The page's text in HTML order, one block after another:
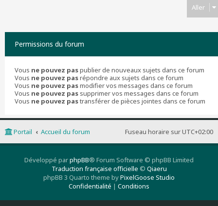
Aller
Permissions du forum
Vous ne pouvez paspublier de nouveaux sujets dans ce forum
Vous ne pouvez pasrépondre aux sujets dans ce forum
Vous ne pouvez pasmodifier vos messages dans ce forum
Vous ne pouvez pas supprimer vos messages dans ce forum
Vous ne pouvez pastransférer de pièces jointes dans ce forum
Fuseau horaire surUTC+02:00
Portail Accueil du forum
Développé parphpBB® Forum Software © phpBB Limited
Traduction française officielle © Qiaeru
phpBB 3 Quarto theme byPixelGoose Studio
Confidentialité | Conditions